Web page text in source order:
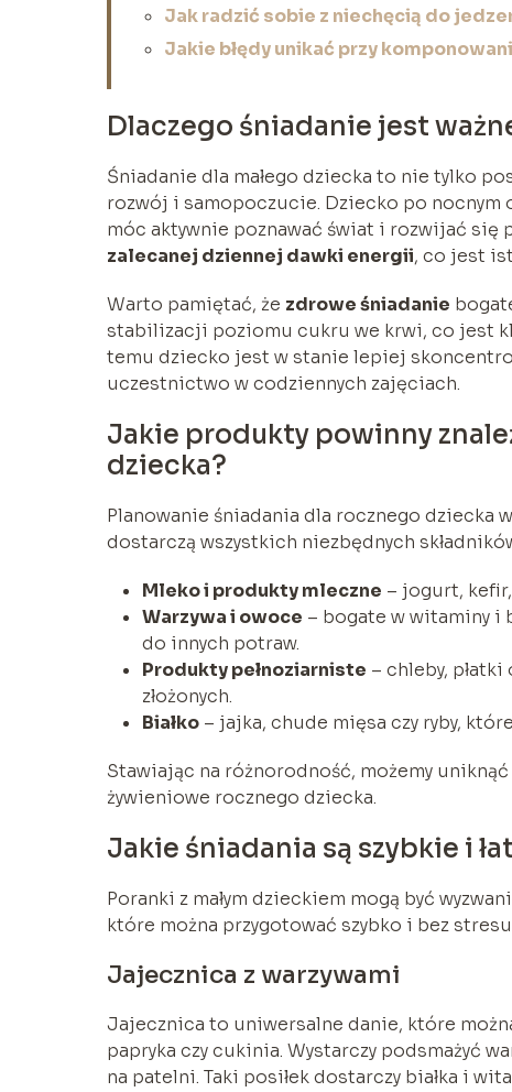
Jak radzić sobie z niechęcią do
Jakie błędy unikać przy
Dlaczego śniadanie jest
Śniadanie dla małego dziecka to nie tylko
rozwój i samopoczucie. Dziecko po
móc aktywnie poznawać świat i rozwijać się
zalecanej dziennej dawki energii, co jest
Warto pamiętać, że zdrowe śniadanie
stabilizacji poziomu cukru we krwi, co jest
temu dziecko jest w stanie lepiej
uczestnictwo w codziennych zajęciach.
Jakie produkty powinny
dziecka?
Planowanie śniadania dla rocznego dziecka
dostarczą wszystkich niezbędnych
Mleko i produkty mleczne – jogurt,
Warzywa i owoce – bogate w witaminy i
do innych potraw.
Produkty pełnoziarniste – chleby,
złożonych.
Białko – jajka, chude mięsa czy ryby,
Stawiając na różnorodność, możemy
żywieniowe rocznego dziecka.
Jakie śniadania są szybkie i
Poranki z małym dzieckiem mogą być
które można przygotować szybko i bez
Jajecznica z warzywami
Jajecznica to uniwersalne danie, które
papryka czy cukinia. Wystarczy podsmażyć
na patelni. Taki posiłek dostarczy białka i